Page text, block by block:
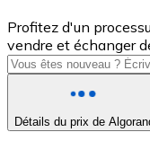
USD Coin
USDC
Profitez d'un
vendre et échanger
Détails du prix de